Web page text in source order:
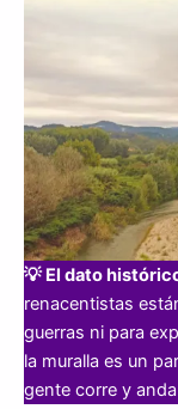
💡 El dato
renacentistas
guerras ni para
la muralla es un
gente corre y